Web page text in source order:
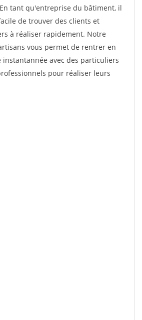
tant qu'entreprise du bâtiment, il
de trouver des clients et
à réaliser rapidement. Notre
vous permet de rentrer en
avec des particuliers
pour réaliser leurs